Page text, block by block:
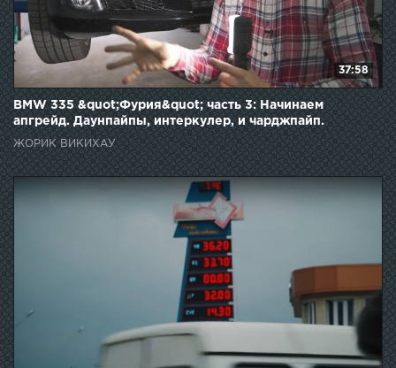
37:58
BMW 335 &quot;Фурия&quot; часть 3: Начинаем
апгрейд. Даунпайпы, интеркулер, и чарджпайп.
ЖОРИК ВИКИХАУ